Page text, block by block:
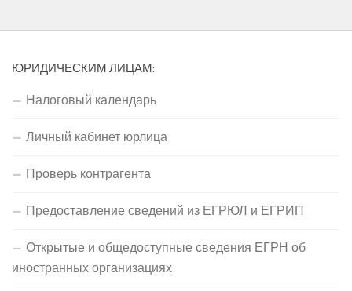
ЮРИДИЧЕСКИМ ЛИЦАМ:
Налоговый календарь
Личный кабинет юрлица
Проверь контрагента
Предоставление сведений из ЕГРЮЛ и ЕГРИП
Открытые и общедоступные сведения ЕГРН об
иностранных организациях